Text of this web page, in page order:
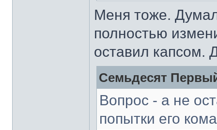
Меня тоже.
полностью
оставил капсом.
Семьдесят
Вопрос - а не
попытки его